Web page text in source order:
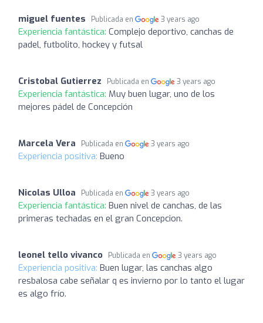
miguel fuentes Publicada en 3 years ago
Experiencia fantástica: Complejo deportivo, canchas de
padel, futbolito, hockey y futsal
Cristobal Gutierrez Publicada en 3 years ago
Experiencia fantástica: Muy buen lugar, uno de los
mejores pádel de Concepción
Marcela Vera Publicada en 3 years ago
Experiencia positiva: Bueno
Nicolas Ulloa Publicada en 3 years ago
Experiencia fantástica: Buen nivel de canchas, de las
primeras techadas en el gran Concepcion.
leonel tello vivanco Publicada en 3 years ago
Experiencia positiva: Buen lugar, las canchas algo
resbalosa cabe señalar q es invierno por lo tanto el lugar
es algo frío.